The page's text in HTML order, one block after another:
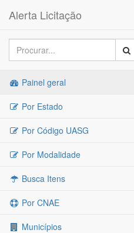
Alerta Licitação
Painel geral
Por Estado
Por Código UASG
Por Modalidade
Busca Itens
Por CNAE
Municípios